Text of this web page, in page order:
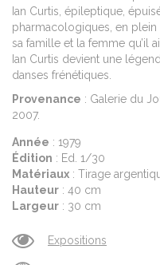
Ian Curtis, épileptique,
pharmacologiques, en
sa famille et la femme qu’il
Ian Curtis devient une
danses frénétiques.
Provenance : Galerie du
2007.
Année : 1979
Édition : Ed. 1/30
Matériaux : Tirage
Hauteur : 40 cm
Largeur : 30 cm
Expositions